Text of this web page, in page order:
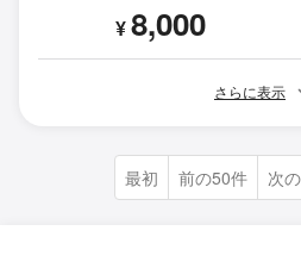
¥8,000
さらに表示
最初 前の50件 次